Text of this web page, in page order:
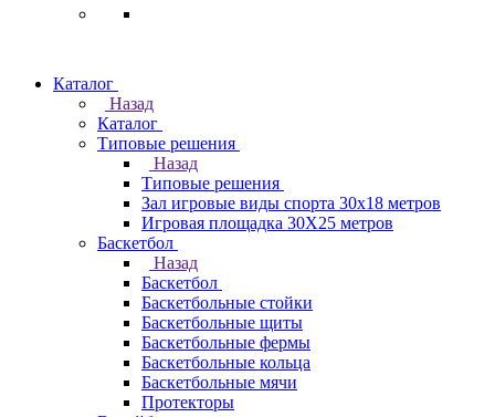
Каталог
Назад
Каталог
Типовые решения
Назад
Типовые решения
Зал игровые виды спорта 30x18 метров
Игровая площадка 30Х25 метров
Баскетбол
Назад
Баскетбол
Баскетбольные стойки
Баскетбольные щиты
Баскетбольные фермы
Баскетбольные кольца
Баскетбольные мячи
Протекторы